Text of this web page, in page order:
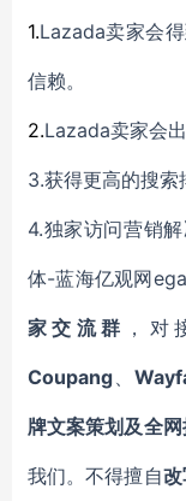
1.Lazada卖家会
信赖。
2.Lazada卖家会
3.获得更高的搜索
4.独家访问营销
体-蓝海亿观网
家交流群 ，对
Coupang 、
牌文案策划及全
我们。不得擅自改